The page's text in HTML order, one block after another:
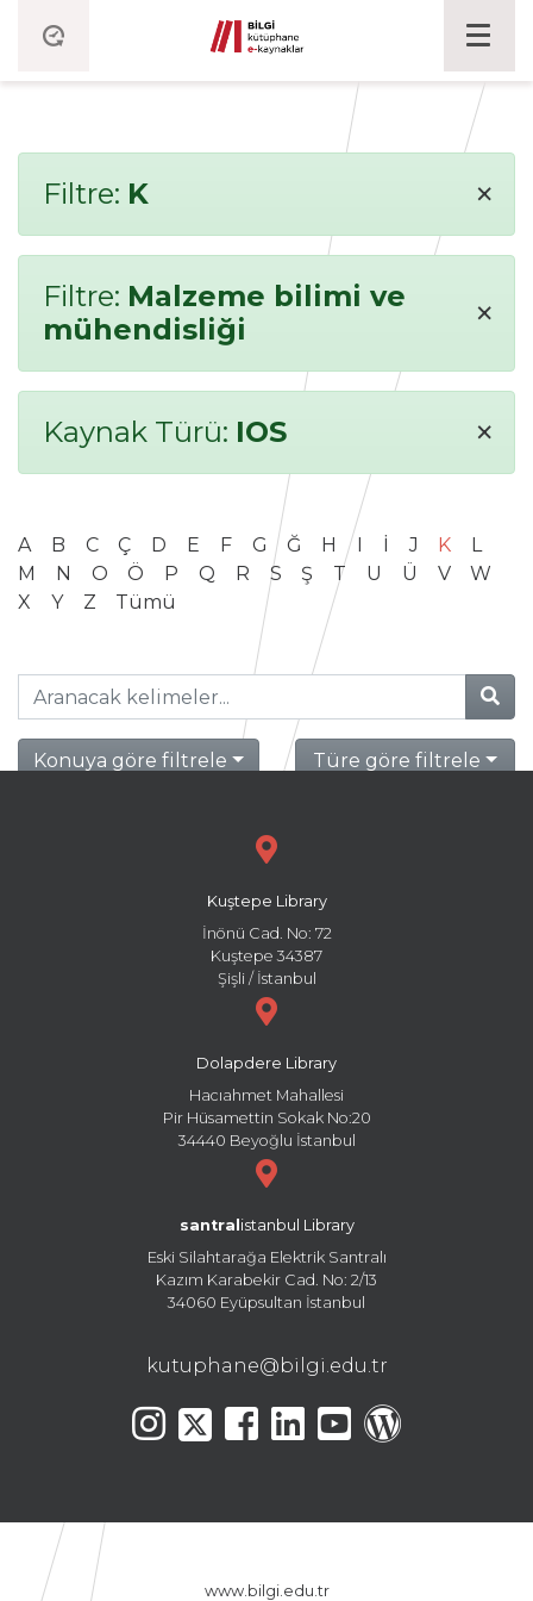
Filtre: K ×
Filtre: Malzeme bilimi ve
mühendisliği
×
Kaynak Türü: IOS ×
A B C Ç D E F G Ğ H I İ J K
L
M
N O Ö P Q R S Ş T U Ü V
W
X
Y Z Tümü
Konuya göre filtrele Türe göre filtrele
Kuştepe Library
İnönü Cad. No: 72
Kuştepe 34387
Şişli / İstanbul
Dolapdere Library
Hacıahmet Mahallesi
Pir Hüsamettin Sokak No:20
34440 Beyoğlu İstanbul
santral istanbul Library
Eski Silahtarağa Elektrik Santralı
Kazım Karabekir Cad. No: 2/13
34060 Eyüpsultan İstanbul
kutuphane@bilgi.edu.tr
www.bilgi.edu.tr